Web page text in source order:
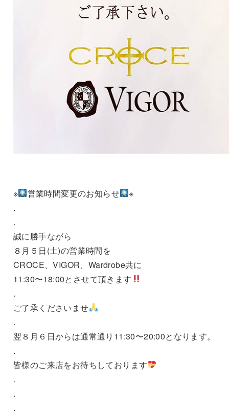
※ 営業時間変更のお知らせ
※
.
.
誠に勝手ながら
８月５日(土)の営業時間を
CROCE、VIGOR、Wardrobe共に
11:30〜18:00とさせて頂きます
.
ご了承くださいませ
.
翌８月６日からは通常通り11:30〜20:00となります。
.
皆様のご来店をお待ちしております
.
.
.